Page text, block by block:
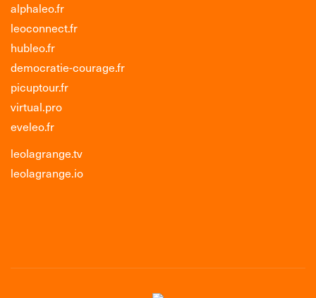
alphaleo.fr
leoconnect.fr
hubleo.fr
democratie-courage.fr
picuptour.fr
virtual.pro
eveleo.fr
leolagrange.tv
leolagrange.io